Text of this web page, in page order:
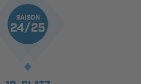
SAISON
24/25